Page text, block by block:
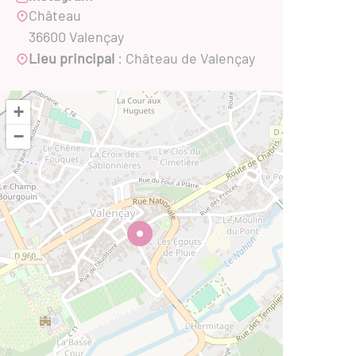
Château
36600 Valençay
Lieu principal : Château de Valençay
+
−